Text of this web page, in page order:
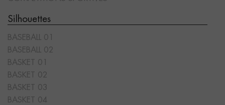
Silhouettes
BASEBALL 01
BASEBALL 02
BASKET 01
BASKET 02
BASKET 03
BASKET 04